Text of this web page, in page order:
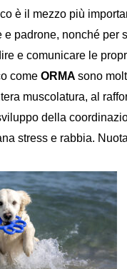
è il mezzo più
e padrone, nonché per
e comunicare le
come ORMA sono
muscolatura, al
della
stress e rabbia.